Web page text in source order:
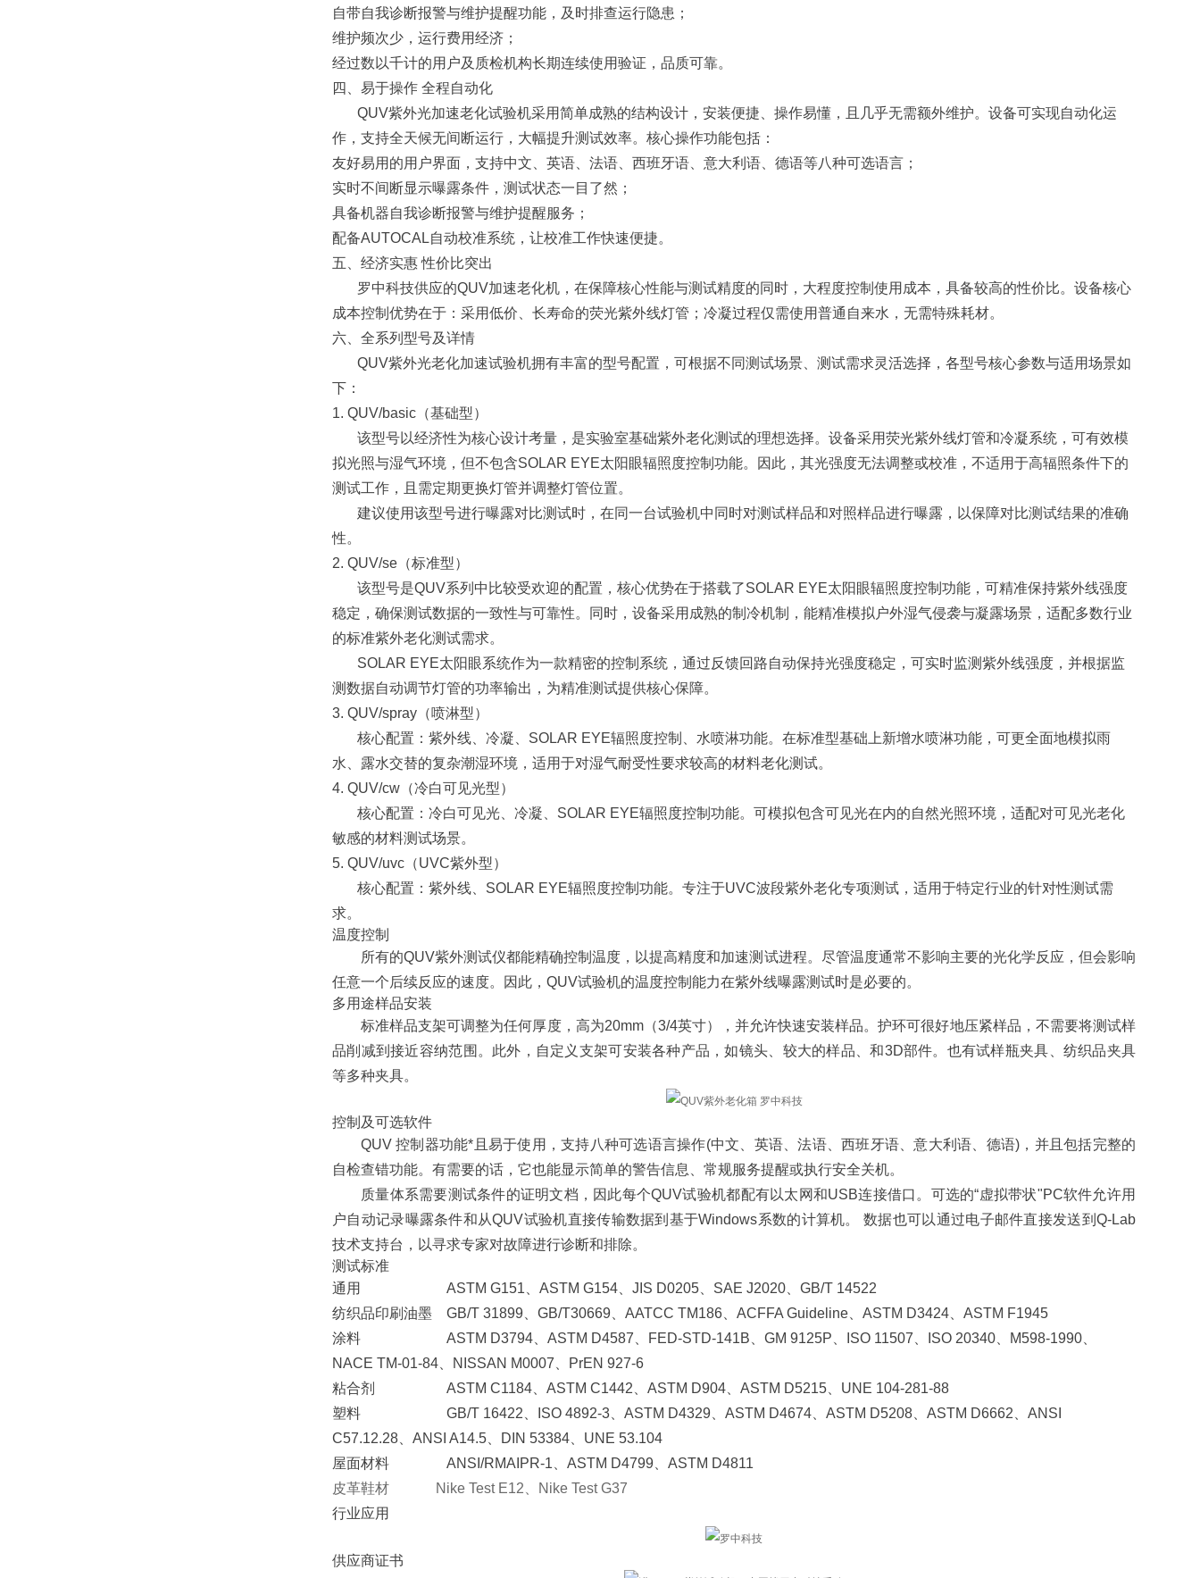
自带自我诊断报警与维护提醒功能，及时排查运行隐患；
维护频次少，运行费用经济；
经过数以千计的用户及质检机构长期连续使用验证，品质可靠。
四、易于操作 全程自动化
QUV紫外光加速老化试验机采用简单成熟的结构设计，安装便捷、操作易懂，且几乎无需额外维护。设备可实现自动化运
作，支持全天候无间断运行，大幅提升测试效率。核心操作功能包括：
友好易用的用户界面，支持中文、英语、法语、西班牙语、意大利语、德语等八种可选语言；
实时不间断显示曝露条件，测试状态一目了然；
具备机器自我诊断报警与维护提醒服务；
配备AUTOCAL自动校准系统，让校准工作快速便捷。
五、经济实惠 性价比突出
罗中科技供应的QUV加速老化机，在保障核心性能与测试精度的同时，大程度控制使用成本，具备较高的性价比。设备核心
成本控制优势在于：采用低价、长寿命的荧光紫外线灯管；冷凝过程仅需使用普通自来水，无需特殊耗材。
六、全系列型号及详情
QUV紫外光老化加速试验机拥有丰富的型号配置，可根据不同测试场景、测试需求灵活选择，各型号核心参数与适用场景如
下：
1. QUV/basic（基础型）
该型号以经济性为核心设计考量，是实验室基础紫外老化测试的理想选择。设备采用荧光紫外线灯管和冷凝系统，可有效模
拟光照与湿气环境，但不包含SOLAR EYE太阳眼辐照度控制功能。因此，其光强度无法调整或校准，不适用于高辐照条件下的
测试工作，且需定期更换灯管并调整灯管位置。
建议使用该型号进行曝露对比测试时，在同一台试验机中同时对测试样品和对照样品进行曝露，以保障对比测试结果的准确
性。
2. QUV/se（标准型）
该型号是QUV系列中比较受欢迎的配置，核心优势在于搭载了SOLAR EYE太阳眼辐照度控制功能，可精准保持紫外线强度
稳定，确保测试数据的一致性与可靠性。同时，设备采用成熟的制冷机制，能精准模拟户外湿气侵袭与凝露场景，适配多数行业
的标准紫外老化测试需求。
SOLAR EYE太阳眼系统作为一款精密的控制系统，通过反馈回路自动保持光强度稳定，可实时监测紫外线强度，并根据监
测数据自动调节灯管的功率输出，为精准测试提供核心保障。
3. QUV/spray（喷淋型）
核心配置：紫外线、冷凝、SOLAR EYE辐照度控制、水喷淋功能。在标准型基础上新增水喷淋功能，可更全面地模拟雨
水、露水交替的复杂潮湿环境，适用于对湿气耐受性要求较高的材料老化测试。
4. QUV/cw（冷白可见光型）
核心配置：冷白可见光、冷凝、SOLAR EYE辐照度控制功能。可模拟包含可见光在内的自然光照环境，适配对可见光老化
敏感的材料测试场景。
5. QUV/uvc（UVC紫外型）
核心配置：紫外线、SOLAR EYE辐照度控制功能。专注于UVC波段紫外老化专项测试，适用于特定行业的针对性测试需
求。
温度控制
所有的QUV紫外测试仪都能精确控制温度，以提高精度和加速测试进程。尽管温度通常不影响主要的光化学反应，但会影响
任意一个后续反应的速度。因此，QUV试验机的温度控制能力在紫外线曝露测试时是必要的。
多用途样品安装
标准样品支架可调整为任何厚度，高为20mm（3/4英寸），并允许快速安装样品。护环可很好地压紧样品，不需要将测试样
品削减到接近容纳范围。此外，自定义支架可安装各种产品，如镜头、较大的样品、和3D部件。也有试样瓶夹具、纺织品夹具
等多种夹具。
控制及可选软件
QUV 控制器功能*且易于使用，支持八种可选语言操作(中文、英语、法语、西班牙语、意大利语、德语)，并且包括完整的
自检查错功能。有需要的话，它也能显示简单的警告信息、常规服务提醒或执行安全关机。
质量体系需要测试条件的证明文档，因此每个QUV试验机都配有以太网和USB连接借口。可选的“虚拟带状"PC软件允许用
户自动记录曝露条件和从QUV试验机直接传输数据到基于Windows系数的计算机。 数据也可以通过电子邮件直接发送到Q-Lab
技术支持台，以寻求专家对故障进行诊断和排除。
测试标准
通用 ASTM G151、ASTM G154、JIS D0205、SAE J2020、GB/T 14522
纺织品印刷油墨 GB/T 31899、GB/T30669、AATCC TM186、ACFFA Guideline、ASTM D3424、ASTM F1945
涂料 ASTM D3794、ASTM D4587、FED-STD-141B、GM 9125P、ISO 11507、ISO 20340、M598-1990、
NACE TM-01-84、NISSAN M0007、PrEN 927-6
粘合剂 ASTM C1184、ASTM C1442、ASTM D904、ASTM D5215、UNE 104-281-88
塑料 GB/T 16422、ISO 4892-3、ASTM D4329、ASTM D4674、ASTM D5208、ASTM D6662、ANSI
C57.12.28、ANSI A14.5、DIN 53384、UNE 53.104
屋面材料 ANSI/RMAIPR-1、ASTM D4799、ASTM D4811
皮革鞋材 Nike Test E12、Nike Test G37
行业应用
供应商证书